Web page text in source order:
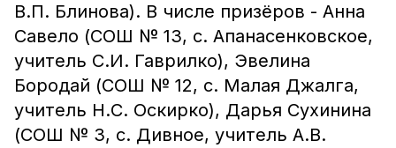
В.П. Блинова). В числе призёров - Анна
Савело (СОШ № 13, с. Апанасенковское,
учитель С.И. Гаврилко), Эвелина
Бородай (СОШ № 12, с. Малая Джалга,
учитель Н.С. Оскирко), Дарья Сухинина
(СОШ № 3, с. Дивное, учитель А.В.